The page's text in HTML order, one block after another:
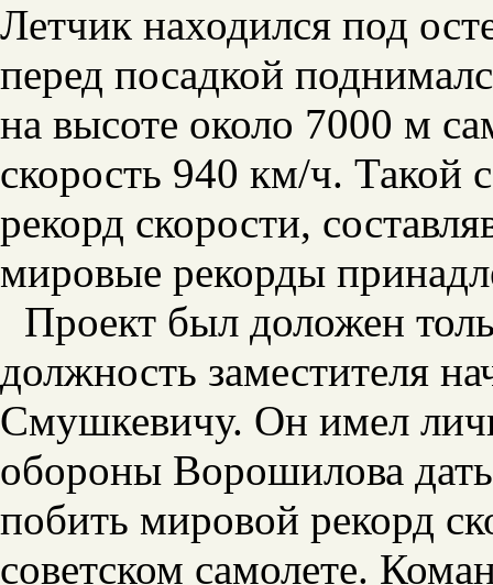
Летчик находился под
перед посадкой
на высоте около 7000 м
скорость 940 км/ч. Такой
рекорд скорости,
мировые рекорды
Проект был доложен
должность заместителя
Смушкевичу. Он имел
обороны Ворошилова
побить мировой рекорд
советском самолете.